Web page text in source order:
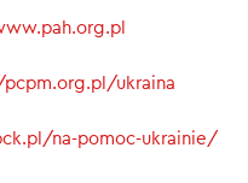
ukraina
na-pomoc-ukrainie/